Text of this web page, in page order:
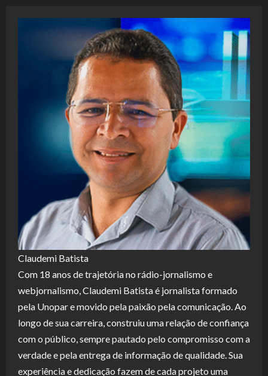
Claudemi Batista
Com 18 anos de trajetória no rádio-jornalismo e
webjornalismo, Claudemi Batista é jornalista formado
pela Unopar e movido pela paixão pela comunicação. Ao
longo de sua carreira, construiu uma relação de confiança
com o público, sempre pautado pelo compromisso com a
verdade e pela entrega de informação de qualidade. Sua
experiência e dedicação fazem de cada projeto uma